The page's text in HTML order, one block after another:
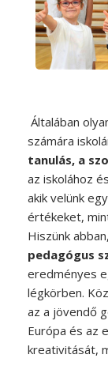
Általában
számára
tanulás, a
az iskolához
akik velünk
értékeket,
Hiszünk
pedagógus
eredményes
légkörben.
az a jövendő
Európa és az
kreativitását,